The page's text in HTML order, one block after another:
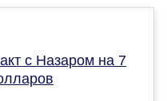
с Назаром на 7